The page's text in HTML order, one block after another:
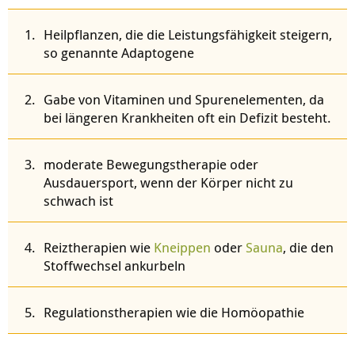
Heilpflanzen, die die Leistungsfähigkeit steigern,
so genannte Adaptogene
Gabe von Vitaminen und Spurenelementen, da
bei längeren Krankheiten oft ein Defizit besteht.
moderate Bewegungstherapie oder
Ausdauersport, wenn der Körper nicht zu
schwach ist
Reiztherapien wie Kneippen oderSauna, die den
Stoffwechsel ankurbeln
Regulationstherapien wie die Homöopathie